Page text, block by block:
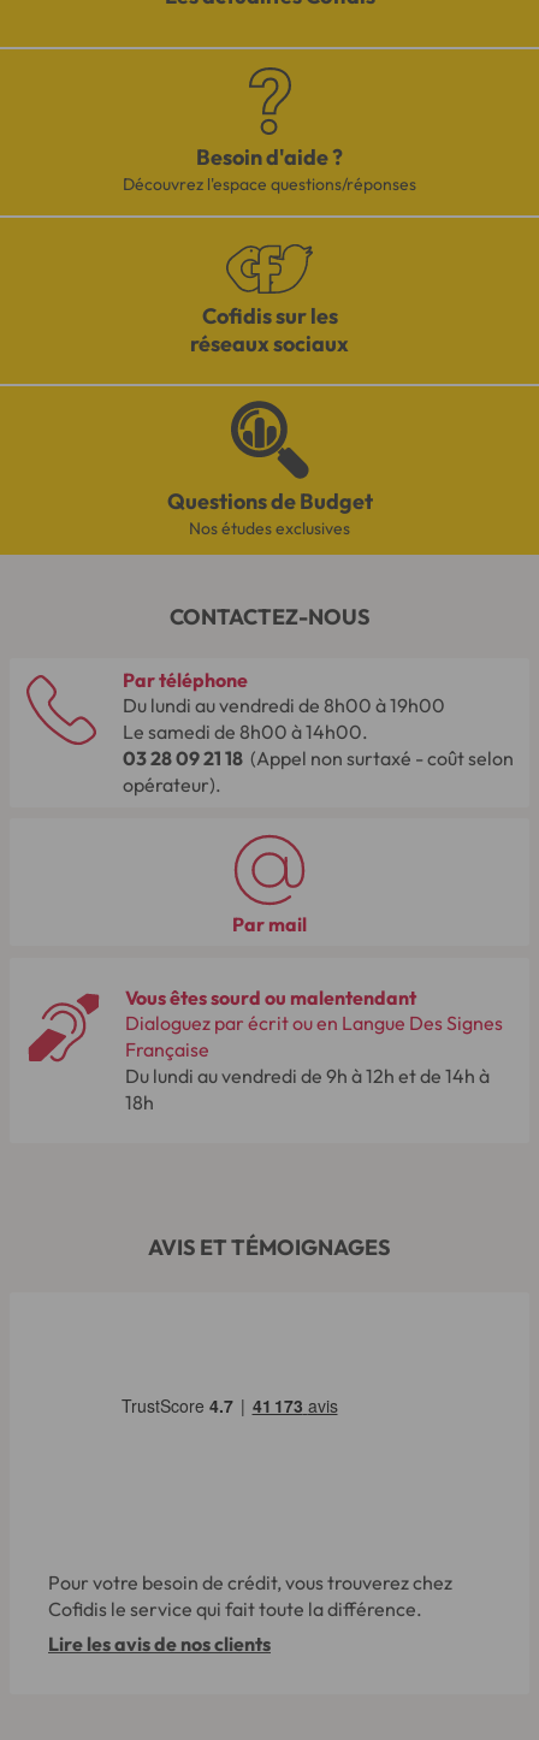
Besoin d'aide ?
Découvrez l'espace questions/réponses
Cofidis sur les
réseaux sociaux
Questions de Budget
Nos études exclusives
CONTACTEZ-NOUS
Par téléphone
Du lundi au vendredi de 8h00 à 19h00
Le samedi de 8h00 à 14h00.
03 28 09 21 18 (Appel non surtaxé - coût selon
opérateur).
Par mail
Vous êtes sourd ou malentendant
Dialoguez par écrit ou en Langue Des Signes
Française
Du lundi au vendredi de 9h à 12h et de 14h à
18h
AVIS ET TÉMOIGNAGES
Pour votre besoin de crédit, vous trouverez chez
Cofidis le service qui fait toute la différence.
Lire les avis de nos clients